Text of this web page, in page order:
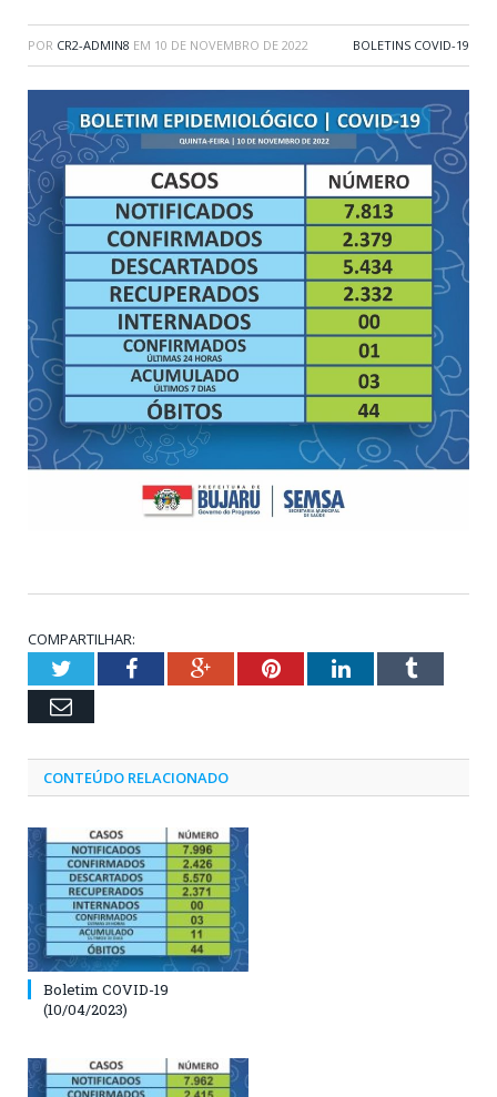
POR CR2-ADMIN8 EM 10 DE NOVEMBRO DE 2022 BOLETINS COVID-19
COMPARTILHAR:
TwitterFacebookGoogle+PinterestLinkedInTumblr
Email
CONTEÚDO RELACIONADO
Boletim COVID-19
(10/04/2023)